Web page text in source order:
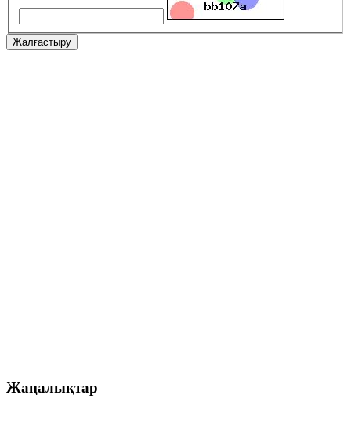
Жалғастыру
Жаңалықтар